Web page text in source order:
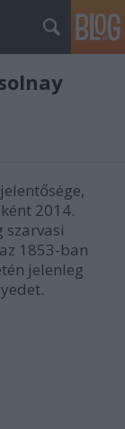
2014.
1853-ban
jelenleg